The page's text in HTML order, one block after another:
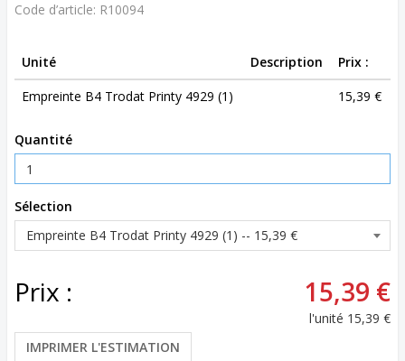
Code d’article: R10094
Unité Description
Prix :
Empreinte B4 Trodat Printy 4929 (1)
15,39 €
Quantité
Sélection
Prix : 15,39 €
l'unité 15,39 €
IMPRIMER L'ESTIMATION